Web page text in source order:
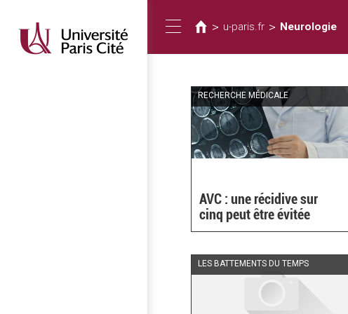
contenido
principal
Toggle
navigation
está
aquí
> u-paris.fr > Neurologie
RECHERCHE MÉDICALE
AVC : une récidive sur
cinq peut être évitée
LES BATTEMENTS DU TEMPS